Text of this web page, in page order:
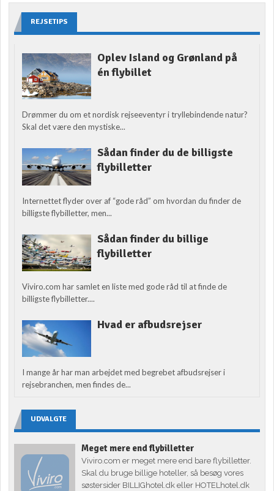
REJSETIPS
Oplev Island og Grønland på
én flybillet
Drømmer du om et nordisk rejseeventyr i tryllebindende natur?
Skal det være den mystiske...
Sådan finder du de billigste
flybilletter
Internettet flyder over af “gode råd” om hvordan du finder de
billigste flybilletter, men...
Sådan finder du billige
flybilletter
Viviro.com har samlet en liste med gode råd til at finde de
billigste flybilletter....
Hvad er afbudsrejser
I mange år har man arbejdet med begrebet afbudsrejser i
rejsebranchen, men findes de...
UDVALGTE
Meget mere end flybilletter
Viviro.com er meget mere end bare flybilletter.
Skal du bruge billige hoteller, så besøg vores
søstersider BILLIGhotel.dk eller HOTELhotel.dk